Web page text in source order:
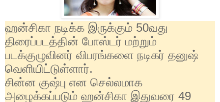
ஹன்சிகா நடிக்க இருக்கும் 50வது
திரைப்படத்தின் போஸ்டர் மற்றும்
படக்குழுவினர் விபரங்களை நடிகர் தனுஷ்
வெளியிட்டுள்ளார்.
சின்ன குஷ்பு என செல்லமாக
அழைக்கப்படும் ஹன்சிகா இதுவரை 49